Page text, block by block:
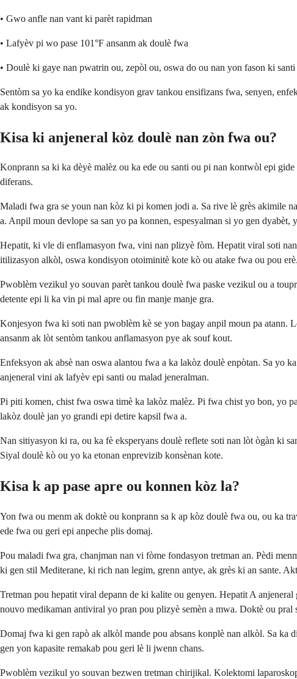
• Gwo anfle nan vant ki parèt rapidman
• Lafyèv pi wo pase 101°F ansanm ak doulè fwa
• Doulè ki gaye nan pwatrin ou, zepòl ou, oswa do ou nan yon fason ki
Sentòm sa yo ka endike kondisyon grav tankou ensifizans fwa, senyen,
ak kondisyon sa yo.
Kisa ki anjeneral kòz doulè nan zòn fwa ou?
Konprann sa ki ka dèyè malèz ou ka ede ou santi ou pi nan kontwòl epi
diferans.
Maladi fwa gra se youn nan kòz ki pi komen jodi a. Sa rive lè grès akimile
a. Anpil moun devlope sa san yo pa konnen, espesyalman si yo gen
Hepatit, ki vle di enflamasyon fwa, vini nan plizyè fòm. Hepatit viral soti
itilizasyon alkòl, oswa kondisyon otoiminitè kote kò ou atake fwa ou pou erè.
Pwoblèm vezikul yo souvan parèt tankou doulè fwa paske vezikul ou a
detente epi li ka vin pi mal apre ou fin manje manje gra.
Konjesyon fwa ki soti nan pwoblèm kè se yon bagay anpil moun pa atann.
ansanm ak lòt sentòm tankou anflamasyon pye ak souf kout.
Enfeksyon ak absè nan oswa alantou fwa a ka lakòz doulè enpòtan. Sa yo
anjeneral vini ak lafyèv epi santi ou malad jeneralman.
Pi piti komen, chist fwa oswa timè ka lakòz malèz. Pi fwa chist yo bon, yo
lakòz doulè jan yo grandi epi detire kapsil fwa a.
Nan sitiyasyon ki ra, ou ka fè eksperyans doulè reflete soti nan lòt ògàn ki
Siyal doulè kò ou yo ka etonan enprevizib konsènan kote.
Kisa k ap pase apre ou konnen kòz la?
Yon fwa ou menm ak doktè ou konprann sa k ap kòz doulè fwa ou, ou ka
ede fwa ou geri epi anpeche plis domaj.
Pou maladi fwa gra, chanjman nan vi fòme fondasyon tretman an. Pèdi
ki gen stil Mediterane, ki rich nan legim, grenn antye, ak grès ki an sante.
Tretman pou hepatit viral depann de ki kalite ou genyen. Hepatit A
nouvo medikaman antiviral yo pran pou plizyè semèn a mwa. Doktè ou
Domaj fwa ki gen rapò ak alkòl mande pou absans konplè nan alkòl. Sa
gen yon kapasite remakab pou geri lè li jwenn chans.
Pwoblèm vezikul yo souvan bezwen tretman chirijikal. Kolektomi